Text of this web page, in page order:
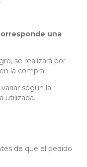
una
se realizará por
la compra.
según la
utilizada.
de que el pedido